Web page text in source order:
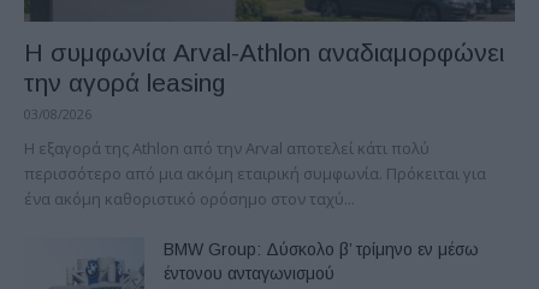
Η συμφωνία Arval-Athlon αναδιαμορφώνει
την αγορά leasing
03/08/2026
Η εξαγορά της Athlon από την Arval αποτελεί κάτι πολύ
περισσότερο από μια ακόμη εταιρική συμφωνία. Πρόκειται για
ένα ακόμη καθοριστικό ορόσημο στον ταχύ...
BMW Group: Δύσκολο β’ τρίμηνο εν μέσω
έντονου ανταγωνισμού